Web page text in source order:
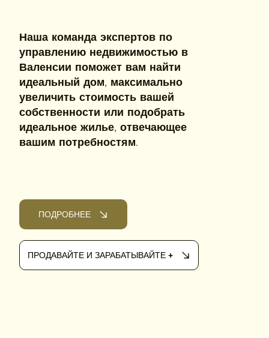
Наша команда экспертов по
управлению недвижимостью в
Валенсии поможет вам найти
идеальный дом, максимально
увеличить стоимость вашей
собственности или подобрать
идеальное жилье, отвечающее
вашим потребностям.
ПОДРОБНЕЕ
ПРОДАВАЙТЕ И ЗАРАБАТЫВАЙТЕ +